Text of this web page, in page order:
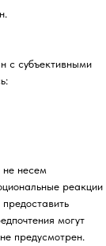
с субъективными
несем
реакции
могут
предусмотрен.